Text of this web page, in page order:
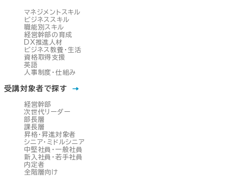
マネジメントスキル
ビジネススキル
職能別スキル
経営幹部の育成
DX推進人材
ビジネス教養・生活
資格取得支援
英語
人事制度・仕組み
受講対象者で探す
経営幹部
次世代リーダー
部長層
課長層
昇格・昇進対象者
シニア・ミドルシニア
中堅社員・一般社員
新入社員・若手社員
内定者
全階層向け